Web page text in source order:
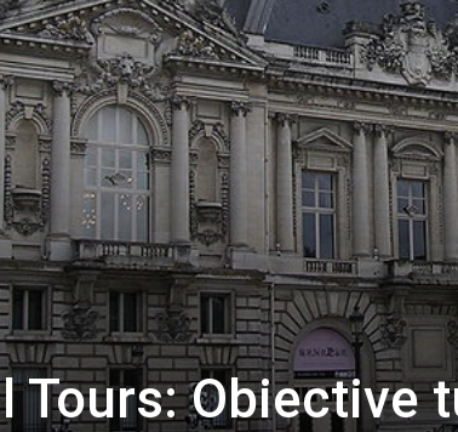
Tours: Obiective